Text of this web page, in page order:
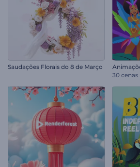
Saudações Florais do 8 de Março
30 cenas